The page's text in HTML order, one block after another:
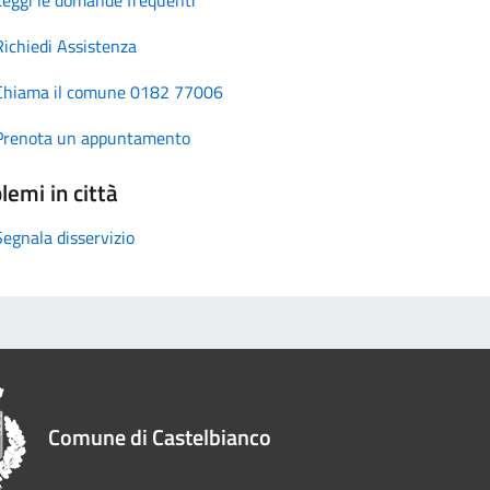
Assistenza
il comune 0182 77006
un appuntamento
in città
disservizio
Comune di Castelbianco